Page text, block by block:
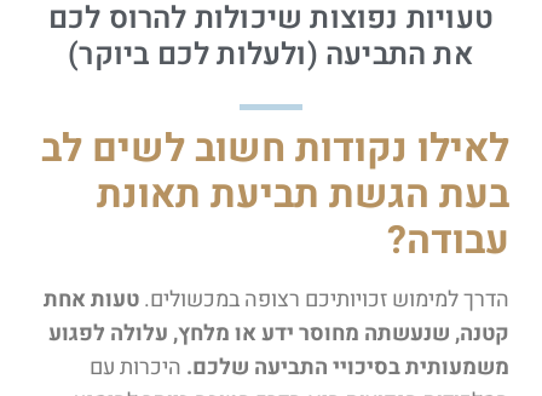
טעויות נפוצות שיכולות להרוס לכם
את התביעה (ולעלות לכם ביוקר)
לאילו נקודות חשוב לשים לב
בעת הגשת תביעת תאונת
עבודה?
הדרך למימוש זכויותיכם רצופה במכשולים.טעות אחת
קטנה, שנעשתה מחוסר ידע או מלחץ, עלולה לפגוע
משמעותית בסיכויי התביעה שלכם. היכרות עם